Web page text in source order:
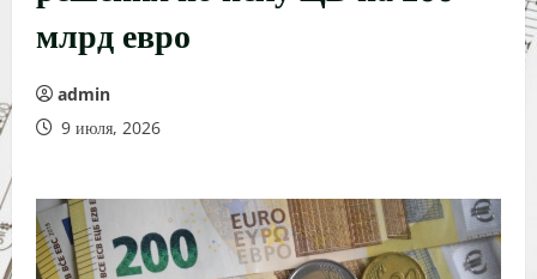
млрд евро
admin
9 июля, 2026